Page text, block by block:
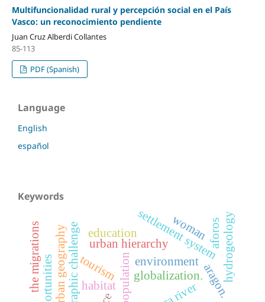
Multifuncionalidad rural y percepción social en el País
Vasco: un reconocimiento pendiente
Juan Cruz Alberdi Collantes
85-113
PDF (Spanish)
Language
English
español
Keywords
habitat depopulation
urban hierarchysettlement system
education
urban geography globalization.aragon.
aforos
woman
environment
tourism hydrogeology
the migrations